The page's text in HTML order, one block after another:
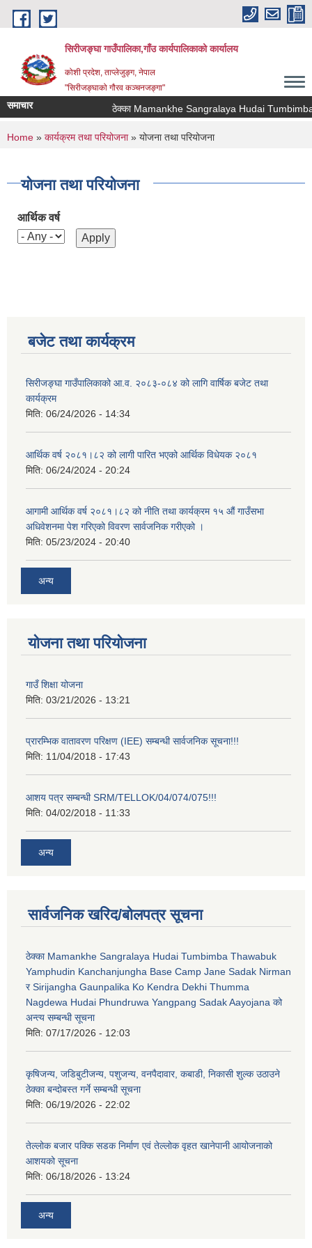
Skip to main content
सिरीजङ्घा गाउँपालिका,गाँउ कार्यपालिकाको कार्यालय
कोशी प्रदेश, ताप्लेजुङ्ग, नेपाल
"सिरीजङ्घाको गौरव कञ्चनजङ्गा"
समाचार ठेक्का Mamankhe Sangralaya Hudai Tumbimba
You are here
Home » कार्यक्रम तथा परियोजना» योजना तथा परियोजना
योजना तथा परियोजना
आर्थिक वर्ष
बजेट तथा कार्यक्रम
सिरीजङ्घा गाउँपालिकाको आ.व. २०८३-०८४ को लागि वार्षिक बजेट तथा
कार्यक्रम
मिति: 06/24/2026 - 14:34
आर्थिक वर्ष २०८१।८२ को लागी पारित भएको आर्थिक विधेयक २०८१
मिति: 06/24/2024 - 20:24
आगामी आर्थिक वर्ष २०८१।८२ को नीति तथा कार्यक्रम १५ औं गाउँसभा
अधिवेशनमा पेश गरिएको विवरण सार्वजनिक गरीएको ।
मिति: 05/23/2024 - 20:40
अन्य
योजना तथा परियोजना
गाउँ शिक्षा योजना
मिति: 03/21/2026 - 13:21
प्रारम्भिक वातावरण परिक्षण (IEE) सम्बन्धी सार्वजनिक सूचना!!!
मिति: 11/04/2018 - 17:43
आशय पत्र सम्बन्धी SRM/TELLOK/04/074/075!!!
मिति: 04/02/2018 - 11:33
अन्य
सार्वजनिक खरिद/बोलपत्र सूचना
ठेक्का Mamankhe Sangralaya Hudai Tumbimba Thawabuk
Yamphudin Kanchanjungha Base Camp Jane Sadak Nirman
र Sirijangha Gaunpalika Ko Kendra Dekhi Thumma
Nagdewa Hudai Phundruwa Yangpang Sadak Aayojana को
अन्त्य सम्बन्धी सूचना
मिति: 07/17/2026 - 12:03
कृषिजन्य, जडिबुटीजन्य, पशुजन्य, वनपैदावार, कबाडी, निकासी शुल्क उठाउने
ठेक्का बन्दोबस्त गर्ने सम्बन्धी सूचना
मिति: 06/19/2026 - 22:02
तेल्लोक बजार पक्कि सडक निर्माण एवं तेल्लोक वृहत खानेपानी आयोजनाको
आशयको सूचना
मिति: 06/18/2026 - 13:24
अन्य